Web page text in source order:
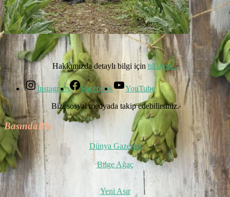
Hakkımızda detaylı bilgi için tıklayın...
Instagram Facebook
YouTube
Bizi sosyal medyada takip edebilirsiniz.
BasındaBiz
Dünya Gazetesi
Bilge Ağaç
Yeni Asır